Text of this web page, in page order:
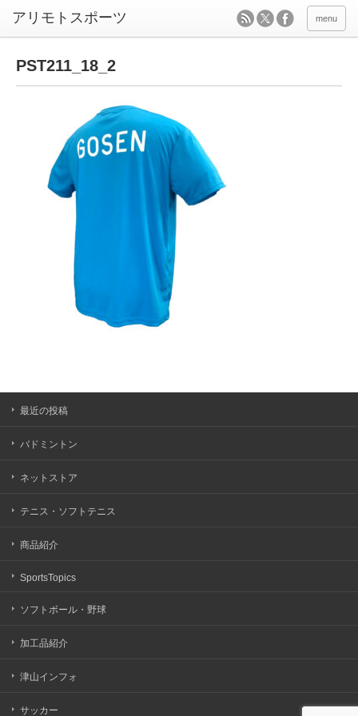
menu
PST211_18_2
最近の投稿
バドミントン
ネットストア
テニス・ソフトテニス
商品紹介
SportsTopics
ソフトボール・野球
加工品紹介
津山インフォ
サッカー